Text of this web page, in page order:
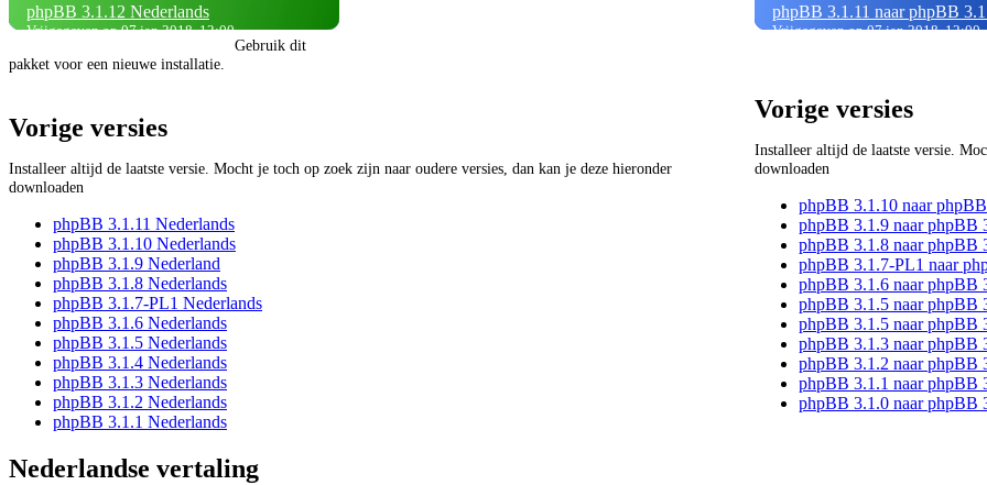
phpBB 3.1.12 Nederlands
Vrijgegeven op 07 jan 2018, 12:00
Gebruik dit
pakket voor een nieuwe installatie.
Vorige versies
Installeer altijd de laatste versie. Mocht je toch op zoek zijn naar oudere versies, dan kan je deze hieronder
downloaden
phpBB 3.1.11 Nederlands
phpBB 3.1.10 Nederlands
phpBB 3.1.9 Nederland
phpBB 3.1.8 Nederlands
phpBB 3.1.7-PL1 Nederlands
phpBB 3.1.6 Nederlands
phpBB 3.1.5 Nederlands
phpBB 3.1.4 Nederlands
phpBB 3.1.3 Nederlands
phpBB 3.1.2 Nederlands
phpBB 3.1.1 Nederlands
Nederlandse vertaling
phpBB 3.1.11 naar phpBB
Vrijgegeven op 07 jan 2018, 12:00
Vorige versies
Installeer altijd de laatste versie.
downloaden
phpBB 3.1.10 naar phpBB
phpBB 3.1.9 naar phpBB
phpBB 3.1.8 naar phpBB
phpBB 3.1.7-PL1 naar
phpBB 3.1.6 naar phpBB
phpBB 3.1.5 naar phpBB
phpBB 3.1.5 naar phpBB
phpBB 3.1.3 naar phpBB
phpBB 3.1.2 naar phpBB
phpBB 3.1.1 naar phpBB
phpBB 3.1.0 naar phpBB